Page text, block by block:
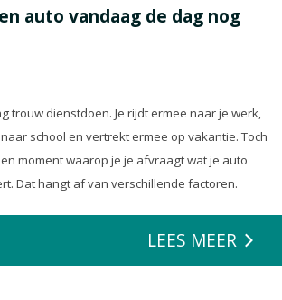
auto vandaag de dag nog
trouw dienstdoen. Je rijdt ermee naar je werk,
school en vertrekt ermee op vakantie. Toch
moment waarop je je afvraagt wat je auto
Dat hangt af van verschillende factoren.
LEES MEER